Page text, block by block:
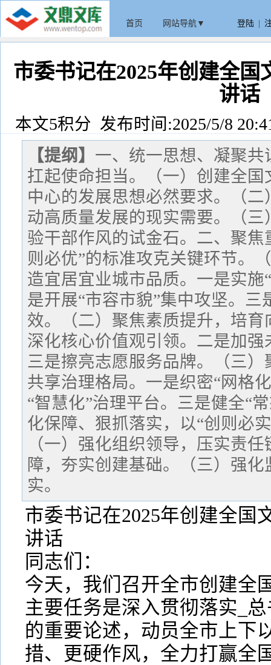
首页 网站导航▼ 登陆
市委书记在2025年创建全
讲话
本文5积分 发布时间:2025/5/8
【提纲】 一、统一思想、凝聚共
扛起使命担当。（一）创建全
中心的发展思想必然要求。（
动高质量发展的现实需要。（
验干部作风的试金石。二、聚焦
则必优”的标准攻克关键环节。
造宜居宜业城市品质。一是实施
是开展“市容市貌”集中攻坚。三
效。（二）聚焦素质提升，培
深化核心价值观引领。二是加
三是擦亮志愿服务品牌。（三
共享治理格局。一是织密“网格
“智慧化”治理平台。三是健全“
化保障、狠抓落实，以“创则必
（一）强化组织领导，压实责
障，夯实创建基础。（三）强
实。
市委书记在2025年创建全国
讲话
同志们：
今天，我们召开全市创建全
主要任务是深入贯彻落实_
的重要论述，动员全市上下
措、更硬作风，全力打赢全